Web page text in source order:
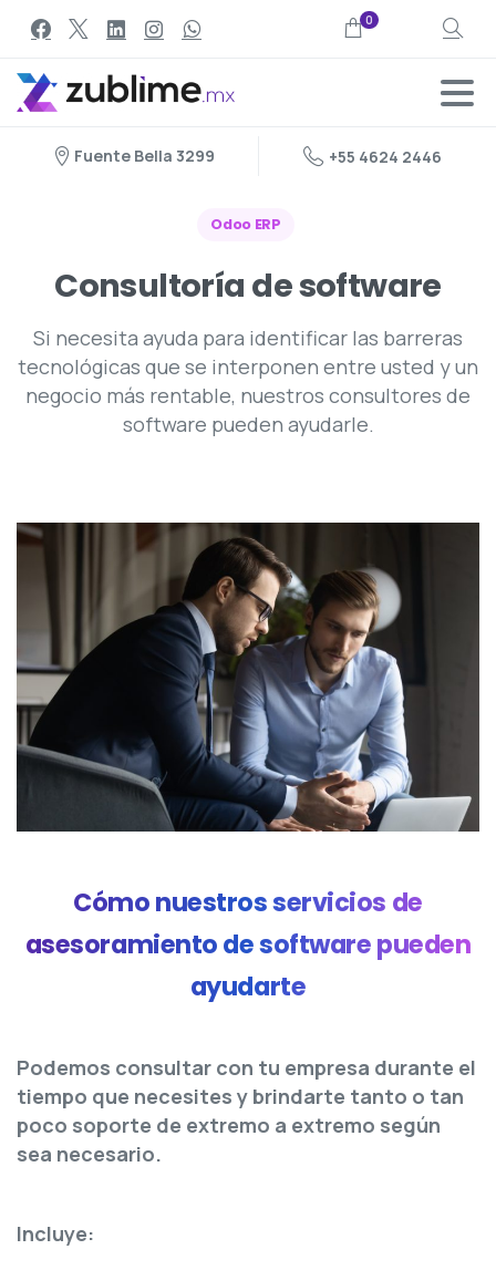
0
Search
Fuente Bella 3299 +55 4624 2446
Odoo ERP
Consultoría desoftware
Si necesita ayuda para identificar las barreras
tecnológicas que se interponen entre usted y un
negocio más rentable, nuestros consultores de
software pueden ayudarle.
Cómonuestrosservicios de
asesoramientodesoftwarepueden
ayudarte
Podemos consultar con tu empresa durante el
tiempo que necesites y brindarte tanto o tan
poco soporte de extremo a extremo según
sea necesario.
Incluye: